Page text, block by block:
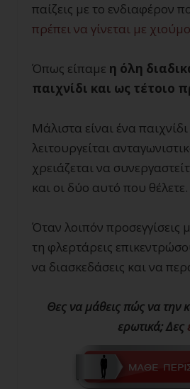
παίζεις με το ενδιαφέρον
πρέπει να γίνεται με
Όπως είπαμε η όλη
παιχνίδι και ως τέτοιο
Μάλιστα είναι ένα
λειτουργείται
χρειάζεται να
και οι δύο αυτό που θέλετε.
Όταν λοιπόν προσεγγίσεις
τη φλερτάρεις
να διασκεδάσεις και να
Θες να μάθεις πώς να την
ερωτικά; Δες